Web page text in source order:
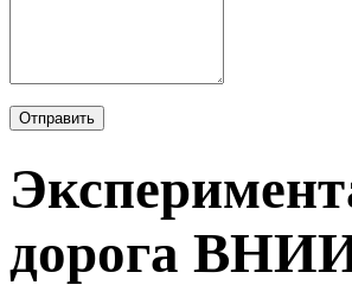
дорога